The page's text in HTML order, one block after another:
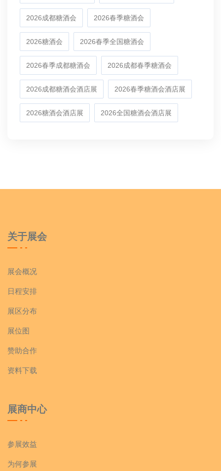
2026成都糖酒会 2026春季糖酒会
2026糖酒会 2026春季全国糖酒会
2026春季成都糖酒会 2026成都春季糖酒会
2026成都糖酒会酒店展 2026春季糖酒会酒店展
2026糖酒会酒店展 2026全国糖酒会酒店展
关于展会
展会概况
日程安排
展区分布
展位图
赞助合作
资料下载
展商中心
参展效益
为何参展